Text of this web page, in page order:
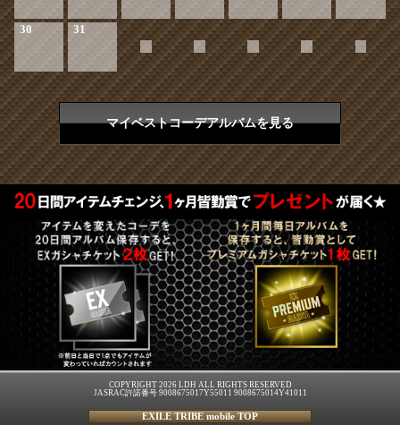
30 31
マイベストコーデアルバムを見る
COPYRIGHT 2026 LDH ALL RIGHTS RESERVED
JASRAC許諾番号 9008675017Y55011 9008675014Y41011
EXILE TRIBE mobile TOP